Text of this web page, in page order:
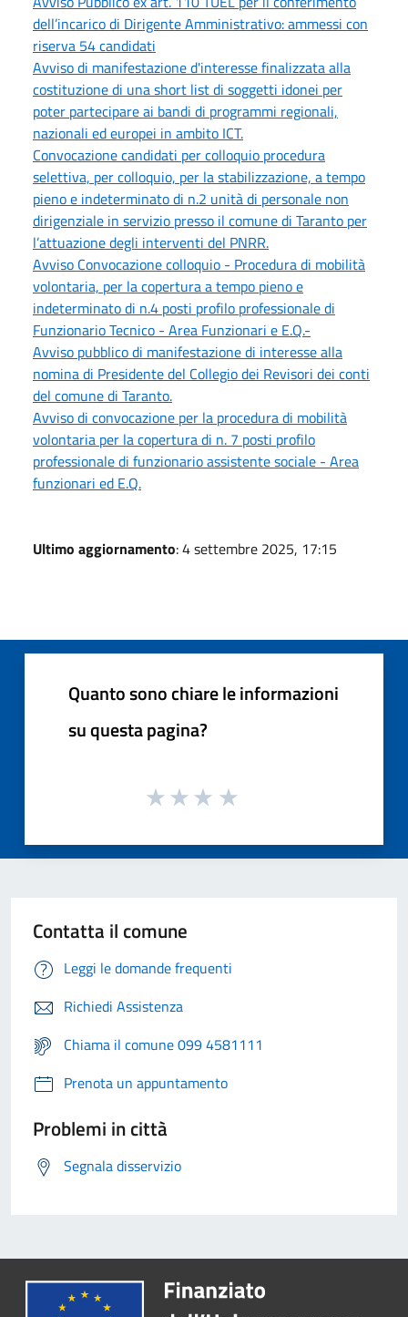
dell’incarico di Dirigente Amministrativo: ammessi con
riserva 54 candidati
Avviso di manifestazione d'interesse finalizzata alla
costituzione di una short list di soggetti idonei per
poter partecipare ai bandi di programmi regionali,
nazionali ed europei in ambito ICT.
Convocazione candidati per colloquio procedura
selettiva, per colloquio, per la stabilizzazione, a tempo
pieno e indeterminato di n.2 unità di personale non
dirigenziale in servizio presso il comune di Taranto per
l’attuazione degli interventi del PNRR.
Avviso Convocazione colloquio - Procedura di mobilità
volontaria, per la copertura a tempo pieno e
indeterminato di n.4 posti profilo professionale di
Funzionario Tecnico - Area Funzionari e E.Q.-
Avviso pubblico di manifestazione di interesse alla
nomina di Presidente del Collegio dei Revisori dei conti
del comune di Taranto.
Avviso di convocazione per la procedura di mobilità
volontaria per la copertura di n. 7 posti profilo
professionale di funzionario assistente sociale - Area
funzionari ed E.Q.
Ultimo aggiornamento: 4 settembre 2025, 17:15
Quanto sono chiare le informazioni
su questa pagina?
Contatta il comune
Leggi le domande frequenti
Richiedi Assistenza
Chiama il comune 099 4581111
Prenota un appuntamento
Problemi in città
Segnala disservizio